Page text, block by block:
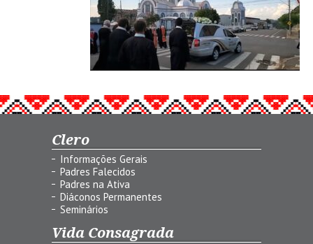
Clero
Informações Gerais
Padres Falecidos
Padres na Ativa
Diáconos Permanentes
Seminários
Vida Consagrada